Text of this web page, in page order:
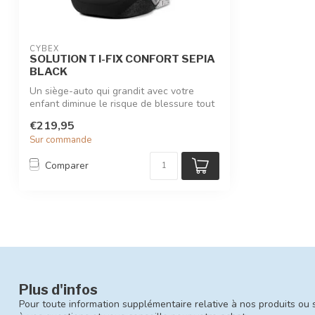
CYBEX
SOLUTION T I-FIX CONFORT SEPIA
BLACK
Un siège-auto qui grandit avec votre
enfant diminue le risque de blessure tout
€219,95
Sur commande
Comparer
Plus d'infos
Pour toute information supplémentaire relative à nos produits ou